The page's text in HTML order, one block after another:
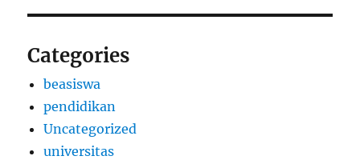
Categories
beasiswa
pendidikan
Uncategorized
universitas